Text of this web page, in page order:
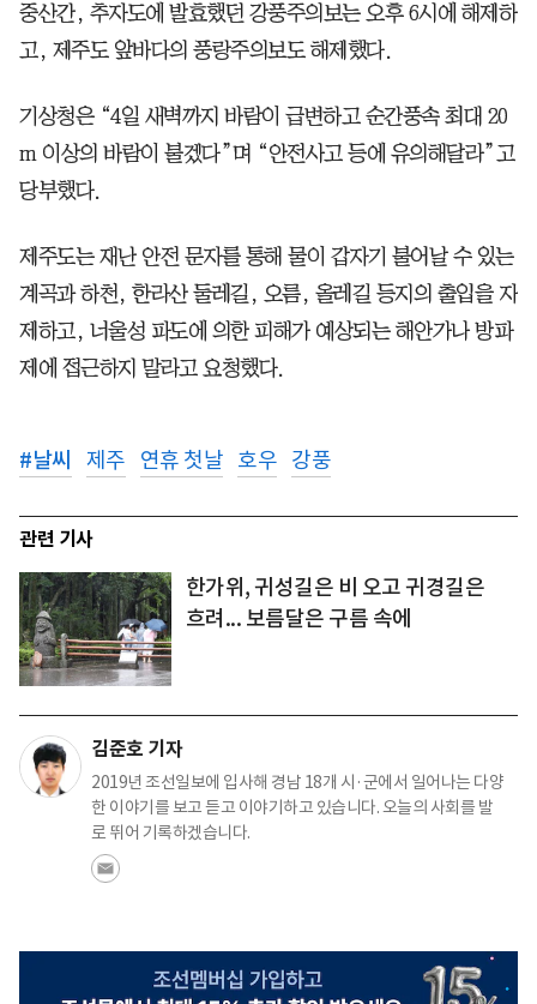
중산간, 추자도에 발효했던 강풍주의보는 오후 6시에 해제하
고, 제주도 앞바다의 풍랑주의보도 해제했다.
기상청은 “4일 새벽까지 바람이 급변하고 순간풍속 최대 20
m 이상의 바람이 불겠다”며 “안전사고 등에 유의해달라”고
당부했다.
제주도는 재난 안전 문자를 통해 물이 갑자기 불어날 수 있는
계곡과 하천, 한라산 둘레길, 오름, 올레길 등지의 출입을 자
제하고, 너울성 파도에 의한 피해가 예상되는 해안가나 방파
제에 접근하지 말라고 요청했다.
#날씨 제주 연휴 첫날 호우 강풍
관련 기사
한가위, 귀성길은 비 오고 귀경길은
흐려... 보름달은 구름 속에
김준호 기자
2019년 조선일보에 입사해 경남 18개 시·군에서 일어나는 다양
한 이야기를 보고 듣고 이야기하고 있습니다. 오늘의 사회를 발
로 뛰어 기록하겠습니다.